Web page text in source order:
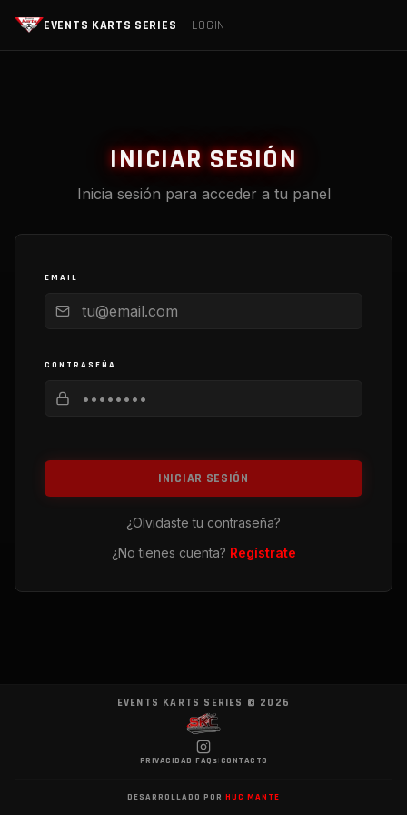
EVENTS KARTS SERIES — LOGIN
INICIAR SESIÓN
Inicia sesión para acceder a tu panel
EMAIL
CONTRASEÑA
INICIAR SESIÓN
¿Olvidaste tu contraseña?
¿No tienes cuenta? Regístrate
EVENTS KARTS SERIES © 2026
PRIVACIDAD FAQs CONTACTO
DESARROLLADO POR HUC MANTE